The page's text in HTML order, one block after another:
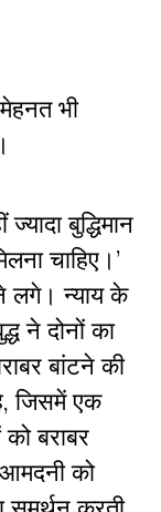
भी
बुद्धिमान
चाहिए।’
लगे। न्याय के
ने दोनों का
बांटने की
जिसमें एक
बराबर
को